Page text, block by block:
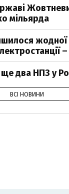
мільярда
жодної
два НПЗ у
ВСІ НОВИНИ